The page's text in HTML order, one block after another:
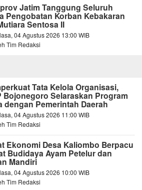
Jatim Tanggung Seluruh
Pengobatan Korban Kebakaran
Sentosa II
04 Agustus 2026 13:00 WIB
Tim Redaksi
Tata Kelola Organisasi,
Bojonegoro Selaraskan Program
dengan Pemerintah Daerah
04 Agustus 2026 11:00 WIB
Tim Redaksi
Ekonomi Desa Kaliombo Berpacu
Budidaya Ayam Petelur dan
Mandiri
04 Agustus 2026 10:00 WIB
Tim Redaksi